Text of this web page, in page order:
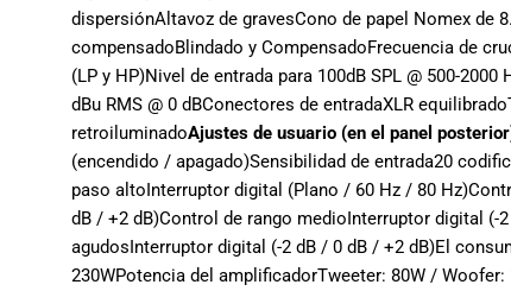
dispersiónAltavoz de gravesCono de papel Nomex de
compensadoBlindado y CompensadoFrecuencia de
(LP y HP)Nivel de entrada para 100dB SPL @ 500-2000
dBu RMS @ 0 dBConectores de entradaXLR equilibrado
retroiluminadoAjustes de usuario (en el panel
(encendido / apagado)Sensibilidad de entrada20
paso altoInterruptor digital (Plano / 60 Hz / 80 Hz)
dB / +2 dB)Control de rango medioInterruptor digital (-
agudosInterruptor digital (-2 dB / 0 dB / +2 dB)El
230WPotencia del amplificadorTweeter: 80W / Woofer: